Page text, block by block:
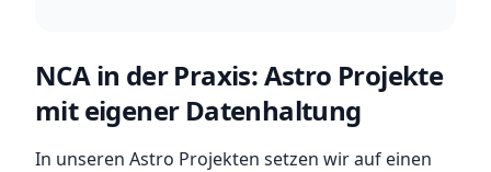
NCA in der Praxis: Astro Projekte
mit eigener Datenhaltung
In unseren Astro Projekten setzen wir auf einen